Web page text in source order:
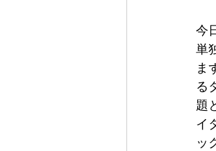
今
単
ま
る
題
イ
ッ